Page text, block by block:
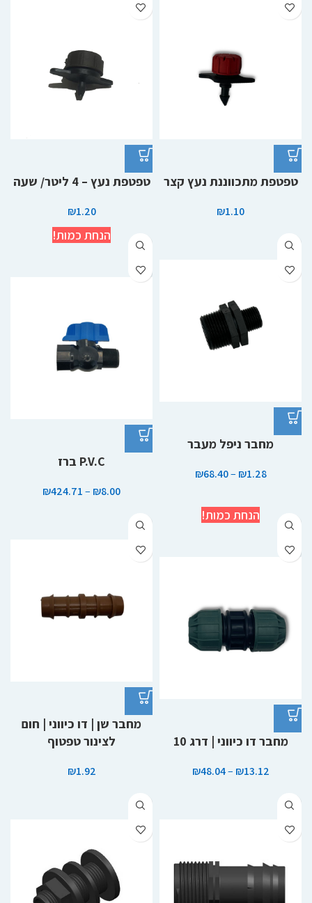
טפטפת מתכווננת נעץ קצר
₪1.10
טפטפת נעץ – 4 ליטר/ שעה
₪1.20
מחבר ניפל מעבר
₪1.28
–
₪68.40
הנחת כמות!
P.V.C ברז
₪8.00
–
₪424.71
הנחת כמות!
מחבר דו כיווני | דרג 10
₪13.12
–
₪48.04
מחבר שן | דו כיווני | חום
לצינור טפטוף
₪1.92